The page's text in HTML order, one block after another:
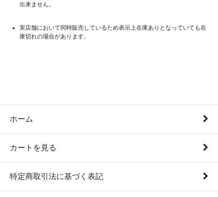
出来ません。
実店舗において同時販売しているため表示上在庫ありとなっていても在
庫切れの場合があります。
ホーム
カートを見る
特定商取引法に基づく表記